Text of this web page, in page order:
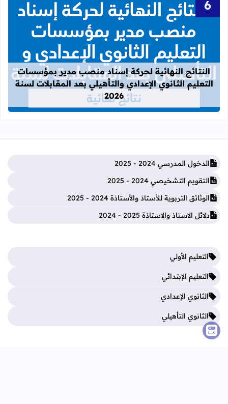
قراءة المزيد عن النتائج النهائية
النتائج النهائية لحركة إسناد منصب مدير بمؤسسات
التعليم الثانوي الإعدادي والتأهيلي بعد المقابلات لسنة
2026
الدخول المدرسي 2024 - 2025
التقويم التشخيصي 2024 - 2025
الوثائق التربوية للأستاذ والأستاذة 2024 - 2025
دلائل الاستاذ والاستاذة 2025 - 2024
التعليم الأولي
التعليم الإبتدائي
الثانوي الإعدادي
الثانوي التأهيلي